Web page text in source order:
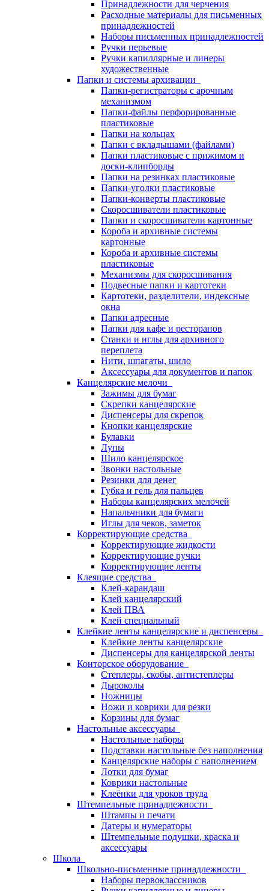
Принадлежности для черчения
Расходные материалы для письменных
принадлежностей
Наборы письменных принадлежностей
Ручки перьевые
Ручки капиллярные и линеры
художественные
Папки и системы архивации
Папки-регистраторы с арочным
механизмом
Папки-файлы перфорированные
пластиковые
Папки на кольцах
Папки с вкладышами (файлами)
Папки пластиковые с прижимом и
доски-клипборды
Папки на резинках пластиковые
Папки-уголки пластиковые
Папки-конверты пластиковые
Скоросшиватели пластиковые
Папки и скоросшиватели картонные
Короба и архивные системы
картонные
Короба и архивные системы
пластиковые
Механизмы для скоросшивания
Подвесные папки и картотеки
Картотеки, разделители, индексные
окна
Папки адресные
Папки для кафе и ресторанов
Станки и иглы для архивного
переплета
Нити, шпагаты, шило
Аксессуары для документов и папок
Канцелярские мелочи
Зажимы для бумаг
Скрепки канцелярские
Диспенсеры для скрепок
Кнопки канцелярские
Булавки
Лупы
Шило канцелярское
Звонки настольные
Резинки для денег
Губка и гель для пальцев
Наборы канцелярских мелочей
Напальчники для бумаги
Иглы для чеков, заметок
Корректирующие средства
Корректирующие жидкости
Корректирующие ручки
Корректирующие ленты
Клеящие средства
Клей-карандаш
Клей канцелярский
Клей ПВА
Клей специальный
Клейкие ленты канцелярские и диспенсеры
Клейкие ленты канцелярские
Диспенсеры для канцелярской ленты
Конторское оборудование
Степлеры, скобы, антистеплеры
Дыроколы
Ножницы
Ножи и коврики для резки
Корзины для бумаг
Настольные аксессуары
Настольные наборы
Подставки настольные без наполнения
Канцелярские наборы с наполнением
Лотки для бумаг
Коврики настольные
Клеёнки для уроков труда
Штемпельные принадлежности
Штампы и печати
Датеры и нумераторы
Штемпельные подушки, краска и
аксессуары
Школа
Школьно-письменные принадлежности
Наборы первоклассников